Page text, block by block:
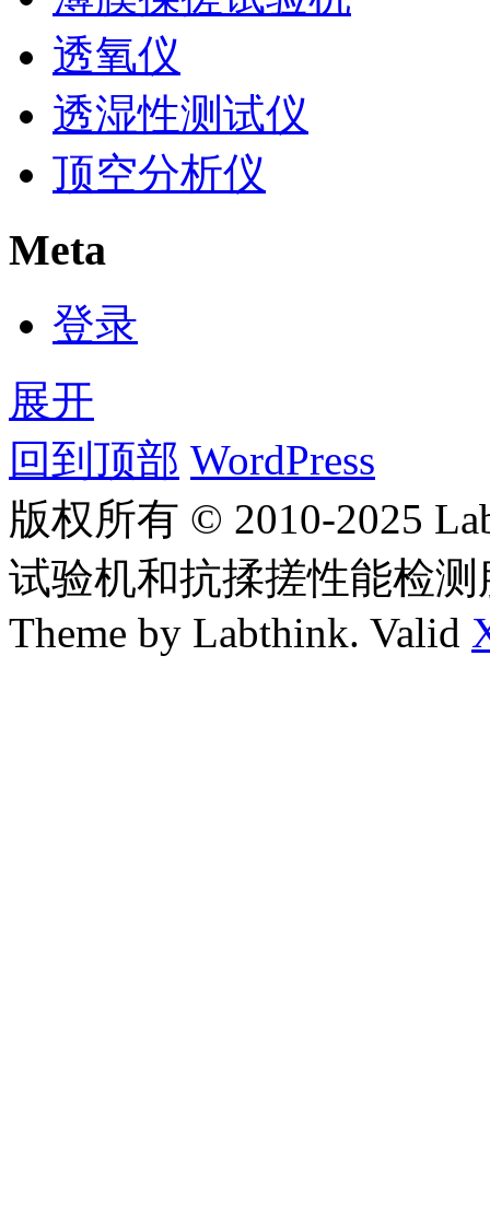
透氧仪
透湿性测试仪
顶空分析仪
Meta
登录
展开
回到顶部 WordPress
版权所有 © 2010-2025
试验机和抗揉搓性能检
Theme by Labthink. Valid